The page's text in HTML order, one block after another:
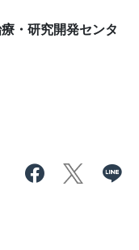
・研究開発センタ